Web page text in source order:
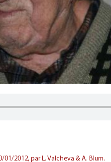
2012, par L. Valcheva & A. Blum.